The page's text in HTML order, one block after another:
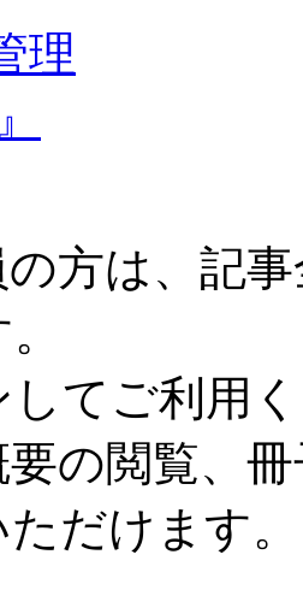
方は、記
してご利用
の閲覧、
だけます。